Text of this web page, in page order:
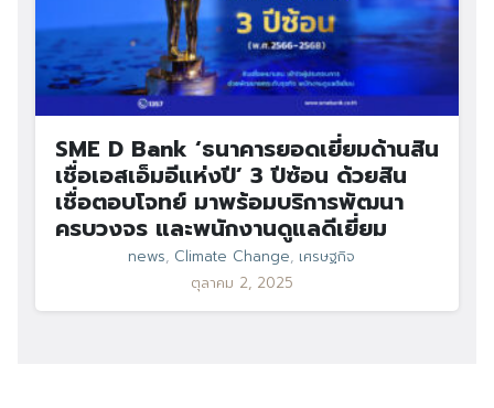
SME D Bank ‘ธนาคารยอดเยี่ยมด้านสิน
เชื่อเอสเอ็มอีแห่งปี’ 3 ปีซ้อน ด้วยสิน
เชื่อตอบโจทย์ มาพร้อมบริการพัฒนา
ครบวงจร และพนักงานดูแลดีเยี่ยม
news, Climate Change, เศรษฐกิจ
ตุลาคม 2, 2025